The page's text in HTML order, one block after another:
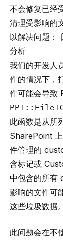
不会修复已经
清理受影响的
以解决问题：
分析
我们的开发人
件的情况下，
件可能会导致
此函数是从所
SharePoint
件管理的
含标记或
中包含的所有
影响的文件可
这些垃圾数据。
此问题会在不